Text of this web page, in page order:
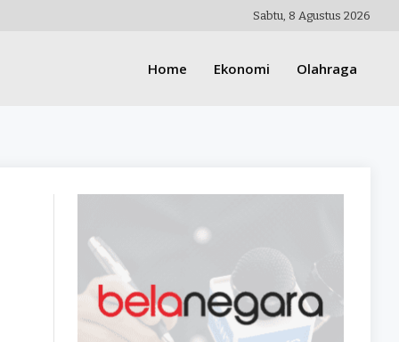
Sabtu, 8 Agustus 2026
Home Ekonomi Olahraga